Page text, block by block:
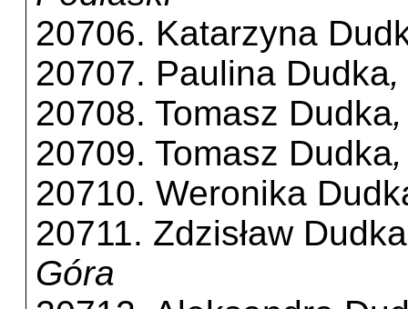
20706. Katarzyna
20707. Paulina Dudka
20708. Tomasz Dudka
20709. Tomasz Dudka
20710. Weronika
20711. Zdzisław Dudka
Góra